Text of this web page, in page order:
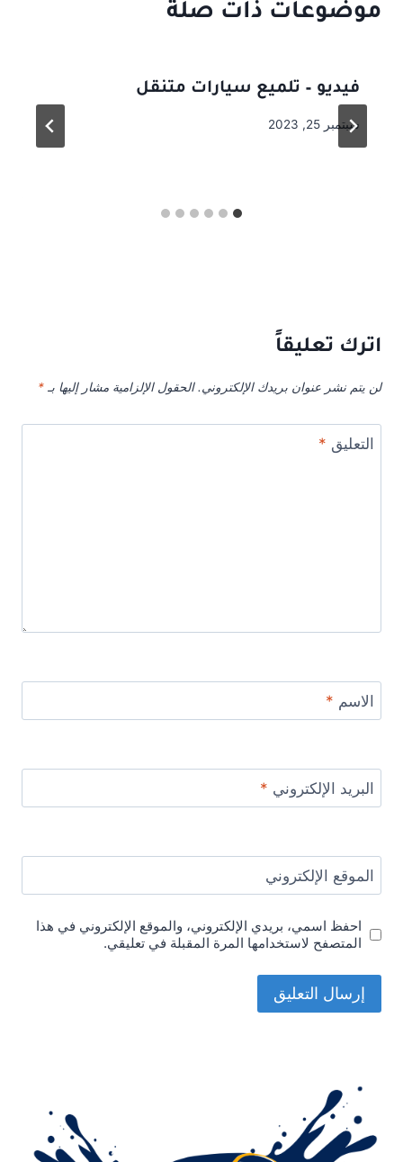
موضوعات ذات صلة
فيديو – تلميع سيارات متنقل
سبتمبر 25, 2023
اترك تعليقاً
لن يتم نشر عنوان بريدك الإلكتروني. الحقول الإلزامية مشار إليها بـ *
التعليق *
الاسم *
البريد الإلكتروني *
الموقع الإلكتروني
احفظ اسمي، بريدي الإلكتروني، والموقع الإلكتروني في هذا
المتصفح لاستخدامها المرة المقبلة في تعليقي.